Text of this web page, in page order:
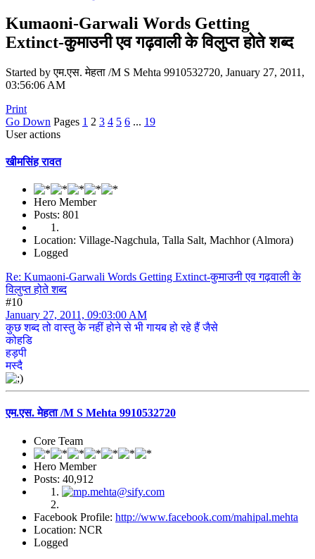
Kumaoni-Garwali Words Getting
Extinct-कुमाउनी एव गढ़वाली के विलुप्त होते शब्द
Started by एम.एस. मेहता /M S Mehta 9910532720, January 27, 2011,
03:56:06 AM
Print
Go Down Pages 1 2 3 4 5 6 ... 19
User actions
खीमसिंह रावत
Hero Member
Posts: 801
Location: Village-Nagchula, Talla Salt, Machhor (Almora)
Logged
Re: Kumaoni-Garwali Words Getting Extinct-कुमाउनी एव गढ़वाली के
विलुप्त होते शब्द
#10
January 27, 2011, 09:03:00 AM
कुछ शब्द तो वास्तु के नहीं होने से भी गायब हो रहे हैं जैसे
कोहडि
हड़पी
मस्दै
एम.एस. मेहता /M S Mehta 9910532720
Core Team
Hero Member
Posts: 40,912
Facebook Profile: http://www.facebook.com/mahipal.mehta
Location: NCR
Logged